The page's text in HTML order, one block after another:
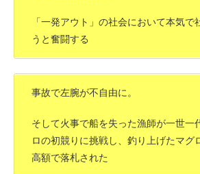
「一発アウト」の社会において本気で
うと奮闘する
事故で左腕が不自由に。
そして火事で船を失った漁師が一世一
ロの初競りに挑戦し、釣り上げたマグ
高額で落札された